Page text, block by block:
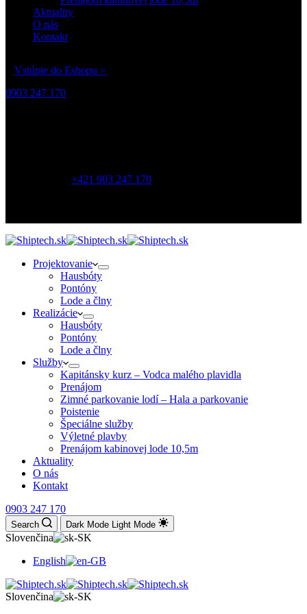
Aktuality
O nás
Kontakt
Vstúpte do Eshopu >
0903 247 170
+421 903 247 170
Projektovanie
Hausbóty
Pontóny
Lode a člny
Realizácie
Hausbóty
Pontóny
Lode a člny
Služby
Kapitánsky kurz – Vodca malého plavidla
Prenájom
Zimné parkovanie lodí – Hala a parkovanie
Poistenie
Špeciálne služby
Výletné plavby
Prenájom kabinovej lode 10,5m
Aktuality
O nás
Kontakt
0903 247 170
Search Dark Mode Light Mode
Slovenčina
English
Slovenčina